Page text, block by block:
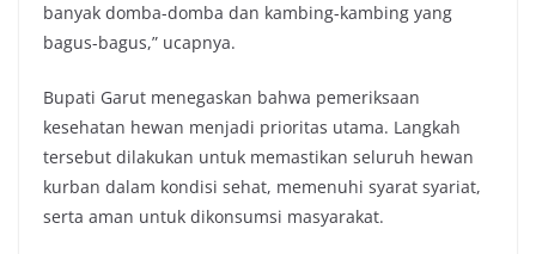
banyak domba-domba dan kambing-kambing yang
bagus-bagus,” ucapnya.
Bupati Garut menegaskan bahwa pemeriksaan
kesehatan hewan menjadi prioritas utama. Langkah
tersebut dilakukan untuk memastikan seluruh hewan
kurban dalam kondisi sehat, memenuhi syarat syariat,
serta aman untuk dikonsumsi masyarakat.